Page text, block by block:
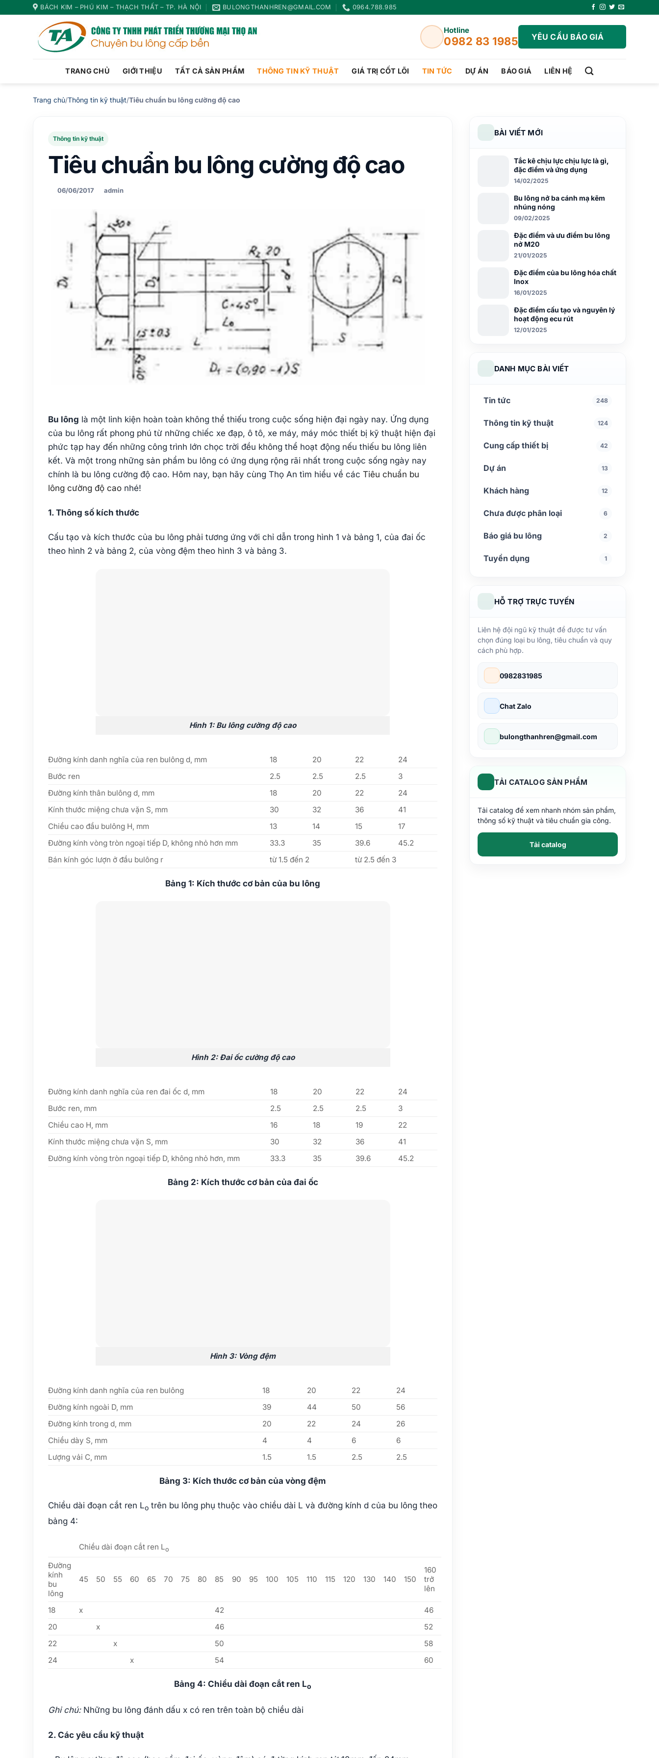
BÁCH KIM – PHÚ KIM – THẠCH THẤT – TP. HÀ NỘI BULONGTHANHREN@GMAIL.COM 0964.788.985
Hotline
0982 83 1985 YÊU CẦU BÁO GIÁ
TRANG CHỦ GIỚI THIỆU TẤT CẢ SẢN PHẨM THÔNG TIN KỸ THUẬT GIÁ TRỊ CỐT LÕI TIN TỨC DỰ ÁN BÁO GIÁ LIÊN HỆ
Trang chủ/Thông tin kỹ thuật/Tiêu chuẩn bu lông cường độ cao
Thông tin kỹ thuật
Tiêu chuẩn bu lông cường độ cao
06/06/2017 admin
Bu lông là một linh kiện hoàn toàn không thể thiếu trong cuộc sống hiện đại ngày nay. Ứng dụng
của bu lông rất phong phú từ những chiếc xe đạp, ô tô, xe máy, máy móc thiết bị kỹ thuật hiện đại
phức tạp hay đến những công trình lớn chọc trời đều không thể hoạt động nếu thiếu bu lông liên
kết. Và một trong những sản phẩm bu lông có ứng dụng rộng rãi nhất trong cuộc sống ngày nay
chính là bu lông cường độ cao. Hôm nay, bạn hãy cùng Thọ An tìm hiểu về các Tiêu chuẩn bu
lông cường độ cao nhé!
1. Thông số kích thước
Cấu tạo và kích thước của bu lông phải tương ứng với chỉ dẫn trong hình 1 và bảng 1, của đai ốc
theo hình 2 và bảng 2, của vòng đệm theo hình 3 và bảng 3.
Hình 1: Bu lông cường độ cao
Đường kính danh nghĩa của ren bulông d, mm 18 20 22
24
Bước ren
2.5 2.5 2.5
3
Đường kính thân bulông d, mm
18 20 22
24
Kính thước miệng chưa vặn S, mm
30 32 36
41
Chiều cao đầu bulông H, mm
13 14 15
17
Đường kính vòng tròn ngoại tiếp D, không nhỏ hơn mm
33.3 35 39.6
45.2
Bán kính góc lượn ở đầu bulông r
từ 1.5 đến 2 từ 2.5 đến 3
Bảng 1: Kích thước cơ bản của bu lông
Hình 2: Đai ốc cường độ cao
Đường kính danh nghĩa của ren đai ốc d, mm 18 20 22
24
Bước ren, mm
2.5 2.5 2.5
3
Chiều cao H, mm
16 18 19
22
Kính thước miệng chưa vặn S, mm
30 32 36
41
Đường kính vòng tròn ngoại tiếp D, không nhỏ hơn, mm
33.3 35 39.6 45.2
Bảng 2: Kích thước cơ bản của đai ốc
Hình 3: Vòng đệm
Đường kính danh nghĩa của ren bulông 18 20 22
24
Đường kính ngoài D, mm
39 44 50
56
Đường kính trong d, mm
20 22 24
26
Chiều dày S, mm
4 4 6
6
Lượng vải C, mm
1.5 1.5 2.5 2.5
Bảng 3: Kích thước cơ bản của vòng đệm
Chiều dài đoạn cắt ren Lo trên bu lông phụ thuộc vào chiều dài L và đường kính d của bu lông theo
bảng 4:
Chiều dài đoạn cắt ren Lo
Đường
kính
bu
lông
45 50 55 60 65 70 75 80 85 90 95 100 105 110 115 120 130 140 150
160
trở
lên
18 x 42
46
20
x 46
52
22
x 50
58
24
x 54 60
Bảng 4: Chiều dài đoạn cắt ren Lo
Ghi chú:Những bu lông đánh dấu x có ren trên toàn bộ chiều dài
2. Các yêu cầu kỹ thuật
BÀI VIẾT MỚI
Tắc kê chịu lực chịu lực là gì,
đặc điểm và ứng dụng
14/02/2025
Bu lông nở ba cánh mạ kẽm
nhúng nóng
09/02/2025
Đặc điểm và ưu điểm bu lông
nở M20
21/01/2025
Đặc điểm của bu lông hóa chất
Inox
16/01/2025
Đặc điểm cấu tạo và nguyên lý
hoạt động ecu rút
12/01/2025
DANH MỤC BÀI VIẾT
Tin tức 248
Thông tin kỹ thuật 124
Cung cấp thiết bị 42
Dự án 13
Khách hàng 12
Chưa được phân loại 6
Báo giá bu lông 2
Tuyển dụng 1
HỖ TRỢ TRỰC TUYẾN
Liên hệ đội ngũ kỹ thuật để được tư vấn
chọn đúng loại bu lông, tiêu chuẩn và quy
cách phù hợp.
0982831985
Chat Zalo
bulongthanhren@gmail.com
TẢI CATALOG SẢN PHẨM
Tải catalog để xem nhanh nhóm sản phẩm,
thông số kỹ thuật và tiêu chuẩn gia công.
Tải catalog